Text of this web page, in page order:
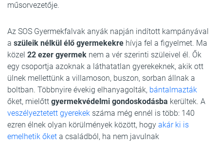
műsorvezetője.
Az SOS Gyermekfalvak anyák napján indított kampányával
a szüleik nélkül élő gyermekekre hívja fel a figyelmet. Ma
közel 22 ezer gyermek nem a vér szerinti szüleivel él. Ők
egy csoportja azoknak a láthatatlan gyerekeknek, akik ott
ülnek mellettünk a villamoson, buszon, sorban állnak a
boltban. Többnyire évekig elhanyagolták, bántalmazták
őket, mielőtt gyermekvédelmi gondoskodásba kerültek. A
veszélyeztetett gyerekek száma még ennél is több: 140
ezren élnek olyan körülmények között, hogy akár ki is
emelhetik őket a családból, ha nem javulnak